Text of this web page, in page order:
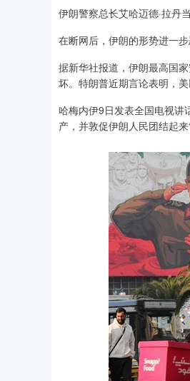
伊朗警察总长艾哈迈德·拉丹
在断网后，伊朗的形势进一
据新华社报道，伊朗最高国
坏。特朗普近期言论表明，
哈梅内伊9日发表全国电视讲
产，并敦促伊朗人民团结起来